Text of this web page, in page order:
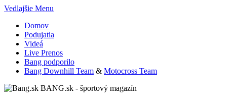
Vedlajšie Menu
Domov
Podujatia
Videá
Live Prenos
Bang podporilo
Bang Downhill Team & Motocross Team
BANG.sk - športový magazín